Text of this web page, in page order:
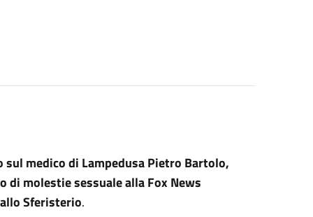
medico di Lampedusa Pietro Bartolo,
di molestie sessuale alla Fox News
Sferisterio.